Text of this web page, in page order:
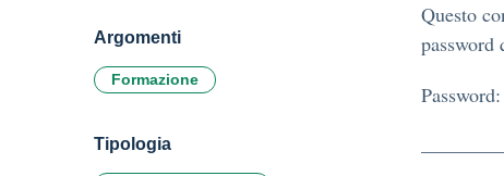
Questo
password
Password:
Argomenti
Formazione
Tipologia